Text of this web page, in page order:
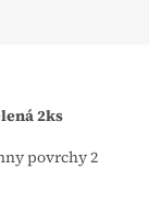
2ks
povrchy 2